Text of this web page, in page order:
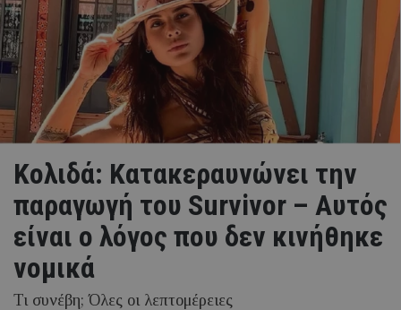
Κολιδά: Κατακεραυνώνει την
παραγωγή του Survivor – Αυτός
είναι ο λόγος που δεν κινήθηκε
νομικά
Τι συνέβη; Όλες οι λεπτομέρειες